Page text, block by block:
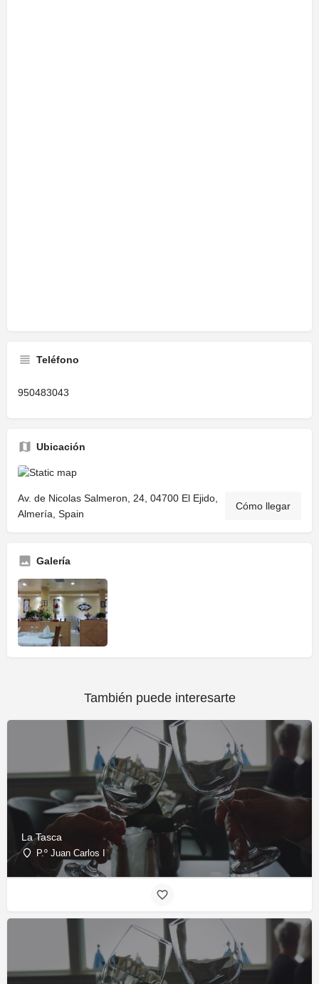
Teléfono
950483043
Ubicación
Av. de Nicolas Salmeron, 24, 04700 El Ejido,
Almería, Spain
Cómo llegar
Galería
También puede interesarte
La Tasca
P.º Juan Carlos I